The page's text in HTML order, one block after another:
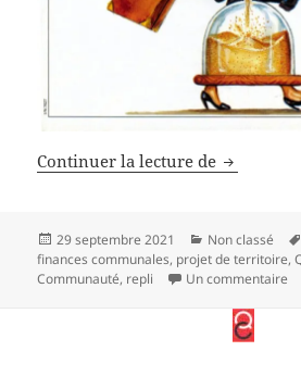
Continuer la lecture de I want my
Publié
le
29 septembre 2021 Catégories
Non classé
finances communales, projet de territoire,
Communauté, repli Un commentaire